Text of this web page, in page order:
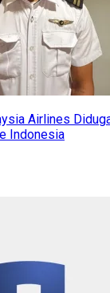
Airlines
Indonesia